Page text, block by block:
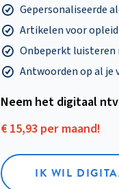
Gepersonaliseerde
Artikelen voor
Onbeperkt luisteren
Antwoorden op al je
Neem het digitaal
€ 15,93 per maand!
IK WIL